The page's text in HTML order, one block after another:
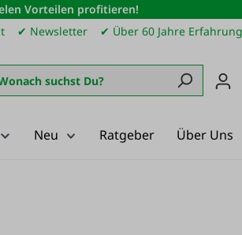
Vorteilen profitieren!
✔ Newsletter ✔ Über 60 Jahre
Neu Ratgeber Über Uns